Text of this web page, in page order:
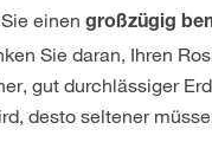
einengroßzügig
Sie daran, Ihren
gut durchlässiger
desto seltener